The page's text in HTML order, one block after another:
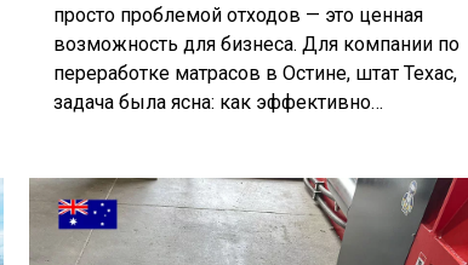
просто проблемой отходов — это ценная
возможность для бизнеса. Для компании по
переработке матрасов в Остине, штат Техас,
задача была ясна: как эффективно